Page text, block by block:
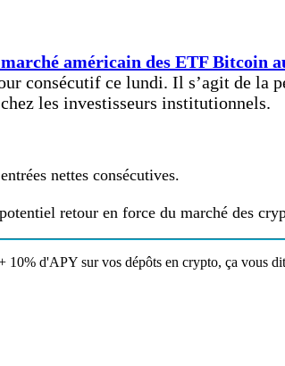
américain des ETF Bitcoin
consécutif ce lundi. Il s’agit de la
les investisseurs institutionnels.
nettes consécutives.
retour en force du marché des
10% d'APY sur vos dépôts en crypto, ça vous